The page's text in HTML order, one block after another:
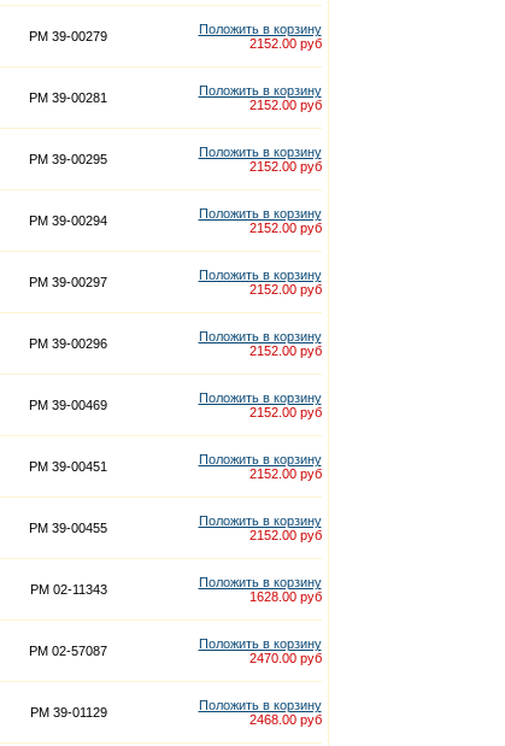
PM 39-00279
Положить в корзину
2152.00 руб
PM 39-00281
Положить в корзину
2152.00 руб
PM 39-00295
Положить в корзину
2152.00 руб
PM 39-00294
Положить в корзину
2152.00 руб
PM 39-00297
Положить в корзину
2152.00 руб
PM 39-00296
Положить в корзину
2152.00 руб
PM 39-00469
Положить в корзину
2152.00 руб
PM 39-00451
Положить в корзину
2152.00 руб
PM 39-00455
Положить в корзину
2152.00 руб
PM 02-11343
Положить в корзину
1628.00 руб
PM 02-57087
Положить в корзину
2470.00 руб
PM 39-01129
Положить в корзину
2468.00 руб